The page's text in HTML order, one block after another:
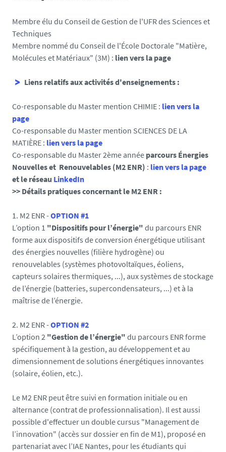
Membre élu du Conseil de Gestion de l'UFR des Sciences et
Techniques
Membre nommé du Conseil de l'École Doctorale "Matière,
Molécules et Matériaux" (3M) : lien vers la page
Liens relatifs aux activités d'enseignements :
Co-responsable du Master mention CHIMIE : lien vers la
page
Co-responsable du Master mention SCIENCES DE LA
MATIÈRE : lien vers la page
Co-responsable du Master 2ème année parcours Énergies
Nouvelles et Renouvelables (M2 ENR) : lien vers la page
et le réseau LinkedIn
>> Détails pratiques concernant le M2 ENR :
1. M2 ENR -OPTION #1
L’option 1 "Dispositifs pour l’énergie" du parcours ENR
forme aux dispositifs de conversion énergétique utilisant
des énergies nouvelles (filière hydrogène) ou
renouvelables (systèmes photovoltaïques, éoliens,
capteurs solaires thermiques, ...), aux systèmes de stockage
de l’énergie (batteries, supercondensateurs, ...) et à la
maîtrise de l’énergie.
2. M2 ENR -OPTION #2
L’option 2 "Gestion de l’énergie" du parcours ENR forme
spécifiquement à la gestion, au développement et au
dimensionnement de solutions énergétiques innovantes
(solaire, éolien, etc.).
Le M2 ENR peut être suivi en formation initiale ou en
alternance (contrat de professionnalisation). Il est aussi
possible d'effectuer un double cursus "Management de
l’innovation" (accès sur dossier en fin de M1), proposé en
partenariat avec l’IAE Nantes, pour les étudiants qui